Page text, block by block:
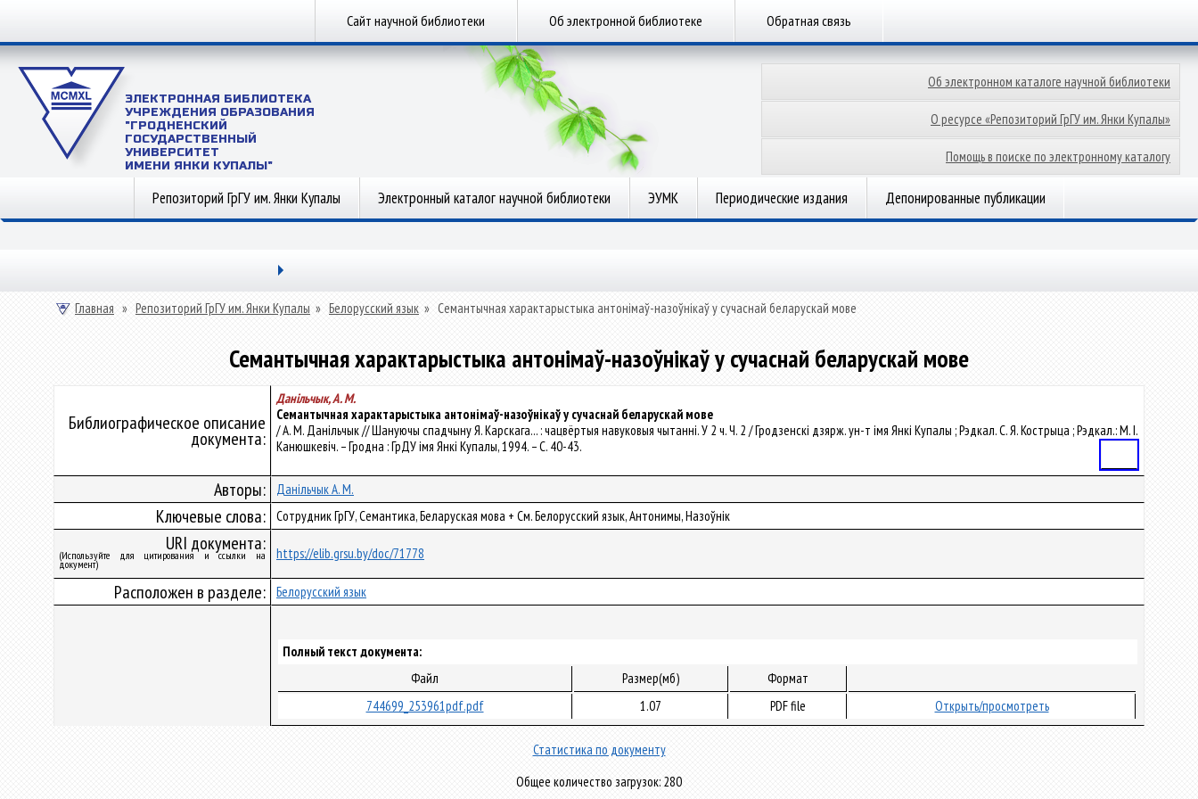
Сайт научной библиотеки Об электронной библиотеке Обратная связь
ЭЛЕКТРОННАЯ БИБЛИОТЕКА
УЧРЕЖДЕНИЯ ОБРАЗОВАНИЯ
"ГРОДНЕНСКИЙ
ГОСУДАРСТВЕННЫЙ
УНИВЕРСИТЕТ
ИМЕНИ ЯНКИ КУПАЛЫ"
Об электронном каталоге научной библиотеки
О ресурсе «Репозиторий ГрГУ им. Янки Купалы»
Помощь в поиске по электронному каталогу
Репозиторий ГрГУ им. Янки Купалы Электронный каталог научной библиотеки ЭУМК Периодические издания Депонированные публикации
Главная » Репозиторий ГрГУ им. Янки Купалы » Белорусский язык » Семантычная характарыстыка антонімаў-назоўнікаў у сучаснай беларускай мове
Семантычная характарыстыка антонімаў-назоўнікаў у сучаснай беларускай мове
Библиографическое описание
документа:
Данільчык, А. М.
Семантычная характарыстыка антонімаў-назоўнікаў у сучаснай беларускай мове
/ А. М. Данільчык // Шануючы спадчыну Я. Карскага... : чацвёртыя навуковыя чытаннi. У 2 ч. Ч. 2 / Гродзенскі дзярж. ун-т імя Янкі Купалы ; Рэдкал. С. Я. Кострыца ; Рэдкал.: М. І.
Канюшкевіч. – Гродна : ГрДУ імя Янкі Купалы, 1994. – С. 40-43.
Авторы: Данільчык А. М.
Ключевые слова: Сотрудник ГрГУ, Семантика, Беларуская мова + См. Белорусский язык, Антонимы, Назоўнік
URI документа:
(Используйте для цитирования и ссылки на
документ)
https://elib.grsu.by/doc/71778
Расположен в разделе: Белорусский язык
Полный текст документа:
Файл
Размер(мб)
Формат
744699_253961pdf.pdf
1.07 PDF file Открыть/просмотреть
Статистика по документу
Общее количество загрузок: 280